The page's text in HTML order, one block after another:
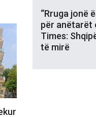
“Rruga jonë
për anëtarët
Times:
të mirë